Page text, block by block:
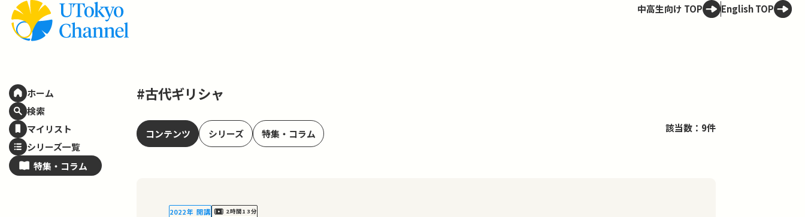
ホーム
検索
マイリスト
シリーズ一覧
特集・ コラム
中高生向け TOP English TOP
#古代ギリシャ
コンテンツ シリーズ 特集・コラム 該当数：9件
2022年 開講 2時間13分